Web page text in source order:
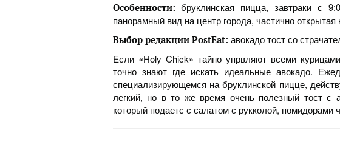
Особенности: бруклинская пицца, завтраки с
панорамный вид на центр города, частично открытая
Выбор редакции PostEat: авокадо тост со
Если «Holy Chick» тайно упрвляют всеми
точно знают где искать идеальные авокадо.
специализирующемся на бруклинской пицце,
легкий, но в то же время очень полезный тост с
который подаетс с салатом с рукколой, помидорами